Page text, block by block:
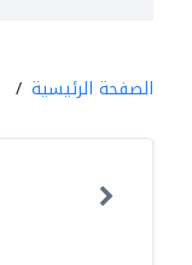
الصفحة الرئيسية